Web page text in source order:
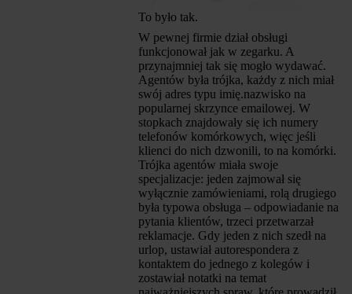
To było tak.
W pewnej firmie dział obsługi
funkcjonował jak w zegarku. A
przynajmniej tak się mogło wydawać.
Agentów była trójka, każdy z nich miał
swój adres typu imię.nazwisko na
popularnej skrzynce emailowej. W
stopkach znajdowały się ich numery
telefonów komórkowych, więc jeśli
klienci do nich dzwonili, to na komórki.
Trójka agentów miała swoje
specjalizacje: jeden zajmował się
wyłącznie zamówieniami, rolą drugiego
była typowa obsługa – odpowiadanie na
pytania klientów, trzeci przetwarzał
reklamacje. Gdy jeden z nich szedł na
urlop, ustawiał autorespondera z
kontaktem do jednego z kolegów i
zostawiał notatki na temat